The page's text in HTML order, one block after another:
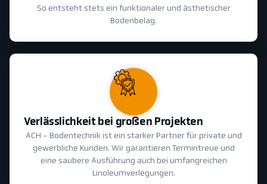
So entsteht stets ein funktionaler und ästhetischer
Bodenbelag.
Verlässlichkeit bei großen Projekten
ACH - Bodentechnik ist ein starker Partner für private und
gewerbliche Kunden. Wir garantieren Termintreue und
eine saubere Ausführung auch bei umfangreichen
Linoleumverlegungen.